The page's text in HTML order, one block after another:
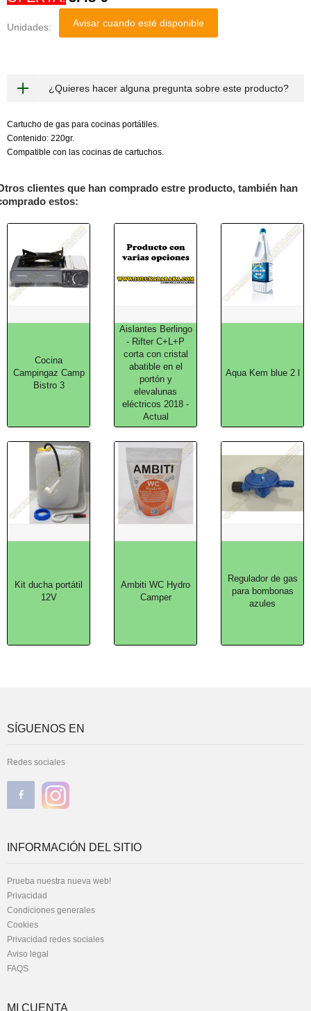
Unidades: Avisar cuando esté disponible
¿Quieres hacer alguna pregunta sobre este producto?
Cartucho de gas para cocinas portátiles.
Contenido: 220gr.
Compatible con las cocinas de cartuchos.
clientes que han comprado estre producto, también han
estos:
Cocina
Campingaz Camp
Bistro 3
Aislantes Berlingo
- Rifter C+L+P
corta con cristal
abatible en el
portón y
elevalunas
eléctricos 2018 -
Actual
Aqua Kem blue 2 l
Kit ducha portátil
12V
Ambiti WC Hydro
Camper
Regulador de gas
para bombonas
azules
SÍGUENOS EN
Redes sociales
INFORMACIÓN DEL SITIO
Prueba nuestra nueva web!
Privacidad
Condiciones generales
Cookies
Privacidad redes sociales
Aviso legal
FAQS
MI CUENTA